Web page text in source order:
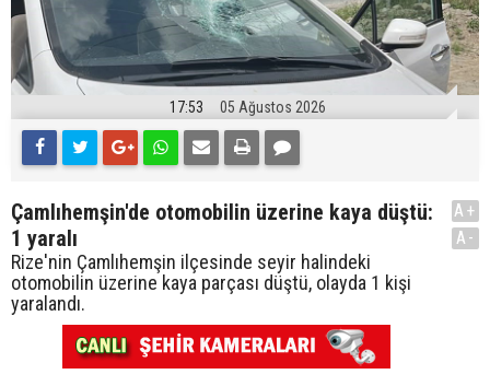
17:53 05 Ağustos 2026
Çamlıhemşin'de otomobilin üzerine kaya düştü:
1 yaralı
Rize'nin Çamlıhemşin ilçesinde seyir halindeki
otomobilin üzerine kaya parçası düştü, olayda 1 kişi
yaralandı.
A+
A-